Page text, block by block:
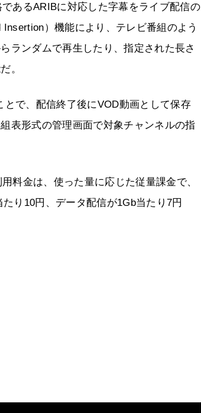
あるARIBに対応した字幕をライブ配信の
）機能により、テレビ番組のよう
ランダムで再生したり、指定された長さ
。
で、配信終了後にVOD動画として保存
表形式の管理画面で対象チャンネルの指
料金は、使った量に応じた従量課金で、
り10円、データ配信が1Gb当たり7円